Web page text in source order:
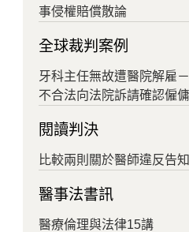
事侵權賠償散論
全球裁判案例
牙科主任無故遭醫院解雇
不合法向法院訴請確認僱
閱讀判決
比較兩則關於醫師違反告
醫事法書訊
醫療倫理與法律15講